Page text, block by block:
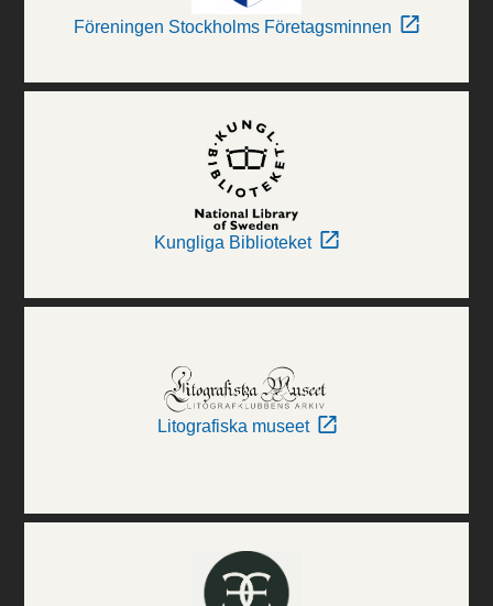
Föreningen Stockholms Företagsminnen
Kungliga Biblioteket
Litografiska museet